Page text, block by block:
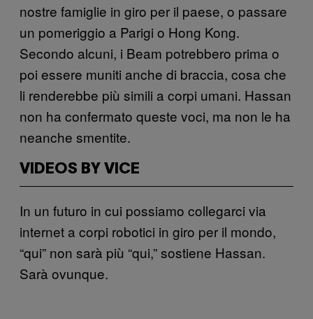
nostre famiglie in giro per il paese, o passare
un pomeriggio a Parigi o Hong Kong.
Secondo alcuni, i Beam potrebbero prima o
poi essere muniti anche di braccia, cosa che
li renderebbe più simili a corpi umani. Hassan
non ha confermato queste voci, ma non le ha
neanche smentite.
VIDEOS BY VICE
In un futuro in cui possiamo collegarci via
internet a corpi robotici in giro per il mondo,
“qui” non sarà più “qui,” sostiene Hassan.
Sarà ovunque.